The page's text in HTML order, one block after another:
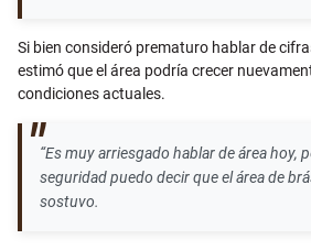
Si bien consideró prematuro hablar de
estimó que el área podría crecer
condiciones actuales.
“Es muy arriesgado hablar de área hoy,
seguridad puedo decir que el área de
sostuvo.